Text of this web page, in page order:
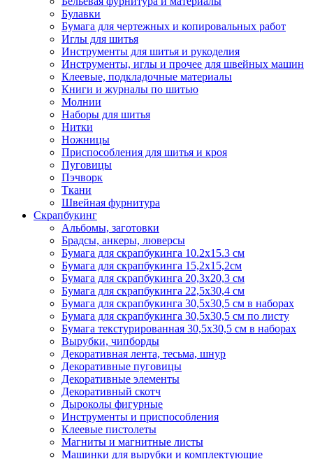
Булавки
Бумага для чертежных и копировальных работ
Иглы для шитья
Инструменты для шитья и рукоделия
Инструменты, иглы и прочее для швейных машин
Клеевые, подкладочные материалы
Книги и журналы по шитью
Молнии
Наборы для шитья
Нитки
Ножницы
Приспособления для шитья и кроя
Пуговицы
Пэчворк
Ткани
Швейная фурнитура
Скрапбукинг
Альбомы, заготовки
Брадсы, анкеры, люверсы
Бумага для скрапбукинга 10.2х15.3 см
Бумага для скрапбукинга 15,2х15,2см
Бумага для скрапбукинга 20,3х20,3 см
Бумага для скрапбукинга 22,5х30,4 см
Бумага для скрапбукинга 30,5х30,5 см в наборах
Бумага для скрапбукинга 30,5х30,5 см по листу
Бумага текстурированная 30,5х30,5 см в наборах
Вырубки, чипборды
Декоративная лента, тесьма, шнур
Декоративные пуговицы
Декоративные элементы
Декоративный скотч
Дыроколы фигурные
Инструменты и приспособления
Клеевые пистолеты
Магниты и магнитные листы
Машинки для вырубки и комплектующие